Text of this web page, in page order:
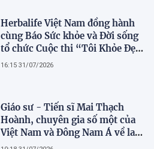
Herbalife Việt Nam đồng hành
cùng Báo Sức khỏe và Đời sống
tổ chức Cuộc thi “Tôi Khỏe Đẹp
Hơn” lần thứ 5 để khuyến khích
16:15 31/07/2026
Giáo sư - Tiến sĩ Mai Thạch
Hoành, chuyên gia số một của
Việt Nam và Đông Nam Á về lai
tạo giống khoai lang hữu tính